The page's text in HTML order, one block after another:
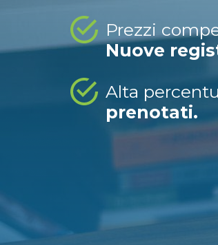
Prezzi
Nuove
Alta
prenotati.